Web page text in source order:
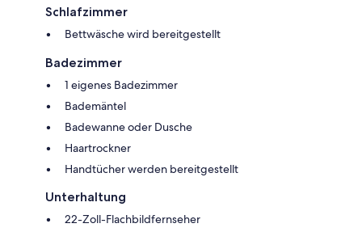
Schlafzimmer
Bettwäsche wird bereitgestellt
Badezimmer
1 eigenes Badezimmer
Bademäntel
Badewanne oder Dusche
Haartrockner
Handtücher werden bereitgestellt
Unterhaltung
22-Zoll-Flachbildfernseher